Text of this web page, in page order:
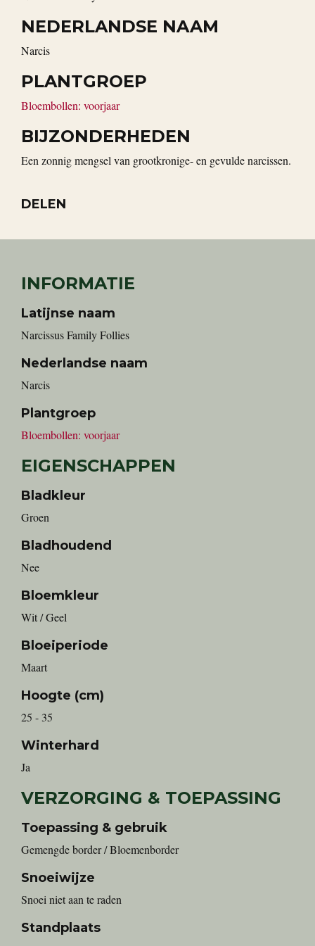
NEDERLANDSE NAAM
Narcis
PLANTGROEP
Bloembollen: voorjaar
BIJZONDERHEDEN
Een zonnig mengsel van grootkronige- en gevulde narcissen.
DELEN
INFORMATIE
Latijnse naam
Narcissus Family Follies
Nederlandse naam
Narcis
Plantgroep
Bloembollen: voorjaar
EIGENSCHAPPEN
Bladkleur
Groen
Bladhoudend
Nee
Bloemkleur
Wit / Geel
Bloeiperiode
Maart
Hoogte (cm)
25 - 35
Winterhard
Ja
VERZORGING & TOEPASSING
Toepassing & gebruik
Gemengde border / Bloemenborder
Snoeiwijze
Snoei niet aan te raden
Standplaats